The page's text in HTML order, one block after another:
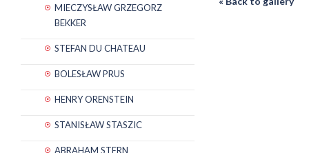
MIECZYSŁAW GRZEGORZ
BEKKER
STEFAN DU CHATEAU
BOLESŁAW PRUS
HENRY ORENSTEIN
STANISŁAW STASZIC
ABRAHAM STERN